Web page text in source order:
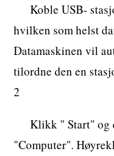
Koble USB-
hvilken som helst
Datamaskinen vil
tilordne den en
2
Klikk " Start" og
"Computer".